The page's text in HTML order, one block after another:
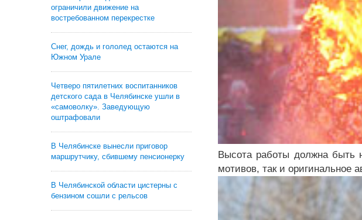
ограничили движение на
востребованном перекрестке
Снег, дождь и гололед остаются на
Южном Урале
Четверо пятилетних воспитанников
детского сада в Челябинске ушли в
«самоволку». Заведующую
оштрафовали
В Челябинске вынесли приговор
маршрутчику, сбившему пенсионерку
В Челябинской области цистерны с
бензином сошли с рельсов
Высота работы должна быть
мотивов, так и оригинальное